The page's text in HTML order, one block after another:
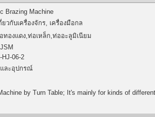
Brazing Machine
วกับเครื่องจักร, เครื่องมือกล
ทองแดง,ท่อเหล็ก,ท่ออะลูมิเนียม
HJ-06-2
และอุปกรณ์
by Turn Table; It's mainly for kinds of different